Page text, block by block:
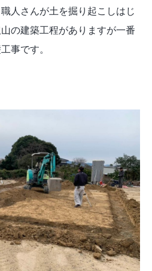
人さんが土を掘り起こしはじ
の建築工程がありますが一番
事です。